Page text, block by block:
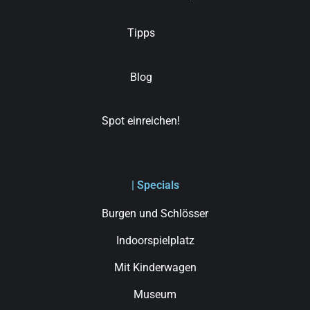
Tipps
Blog
Spot einreichen!
| Specials
Burgen und Schlösser
Indoorspielplatz
Mit Kinderwagen
Museum